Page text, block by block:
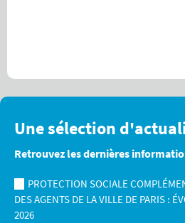
Une sélection
Retrouvez les dernières
PROTECTION SOCIALE
DES AGENTS DE LA VILLE DE PARIS :
2026